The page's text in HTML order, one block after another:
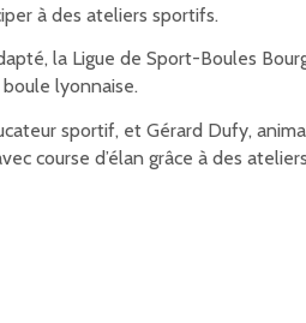
à des ateliers sportifs.
la Ligue de Sport-Boules
lyonnaise.
sportif, et Gérard Dufy,
course d’élan grâce à des